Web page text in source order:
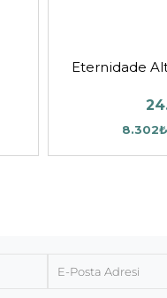
Eternidade